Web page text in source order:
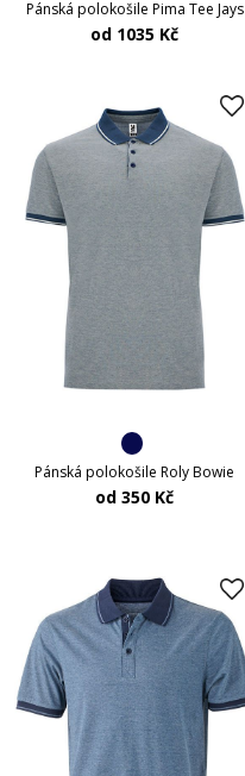
Pánská polokošile Pima Tee Jays
od 1035 Kč
Pánská polokošile Roly Bowie
od 350 Kč